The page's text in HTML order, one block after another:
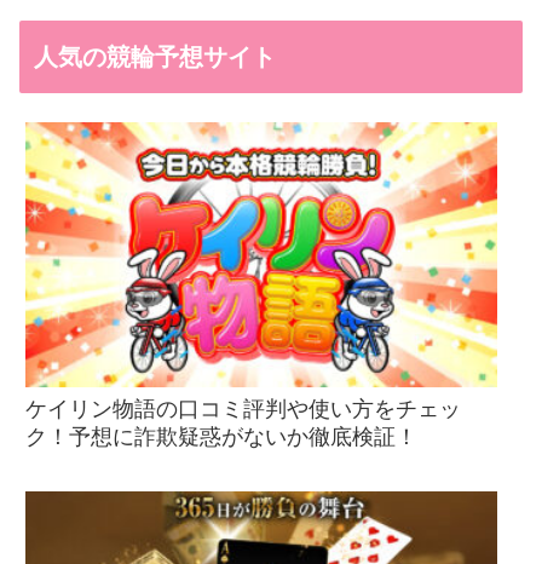
人気の競輪予想サイト
ケイリン物語の口コミ評判や使い方をチェッ
ク！予想に詐欺疑惑がないか徹底検証！